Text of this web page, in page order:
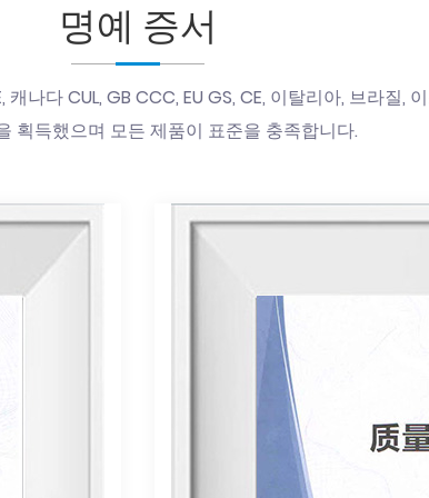
명예 증서
캐나다 CUL, GB CCC, EU GS, CE, 이탈리아, 브라질,
획득했으며 모든 제품이 표준을 충족합니다.